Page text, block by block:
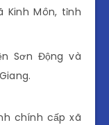
Kinh Môn, tỉnh
Sơn Động và
chính cấp xã